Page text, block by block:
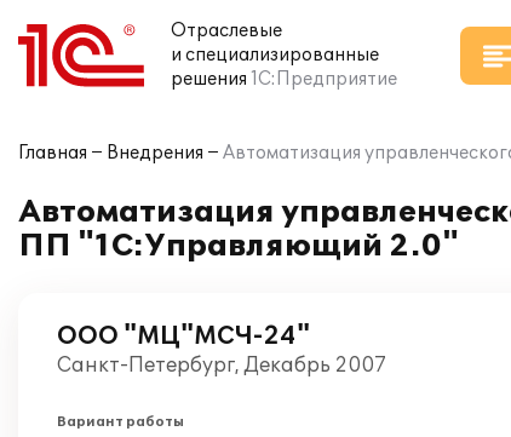
Отраслевые
и специализированные
решения 1С:Предприятие
Главная Внедрения Автоматизация
Автоматизация
ПП "1С:Управляющий 2.0"
ООО "МЦ"МСЧ-24"
Санкт-Петербург, Декабрь 2007
Вариант работы